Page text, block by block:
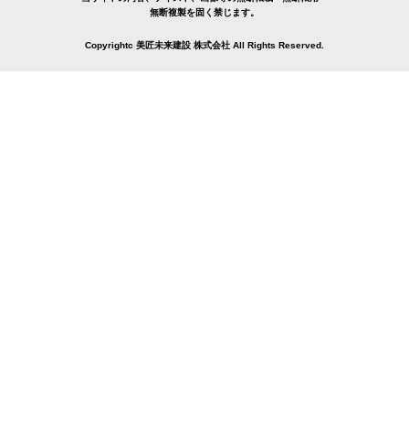
無断複製を固く禁じます。
Copyrightc 美匠未来建設 株式会社 All Rights Reserved.